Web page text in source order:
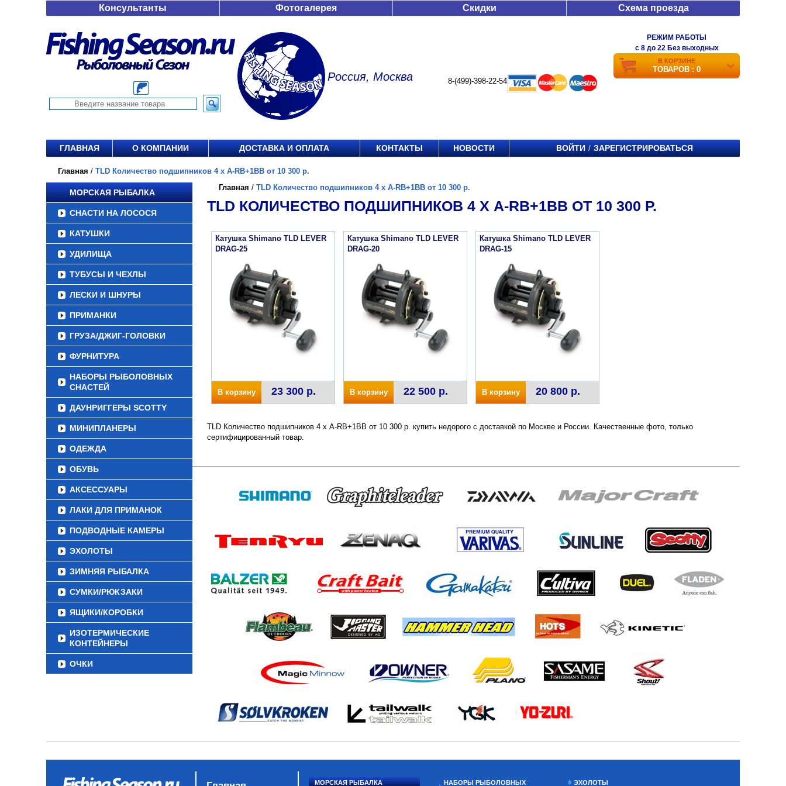
Консультанты Фотогалерея Скидки Схема проезда
Россия, Москва 8-(499)-398-22-54
РЕЖИМ РАБОТЫ
c 8 до 22 Без выходных
В КОРЗИНЕ
ТОВАРОВ : 0
ГЛАВНАЯ О КОМПАНИИ ДОСТАВКА И ОПЛАТА КОНТАКТЫ НОВОСТИ ВОЙТИ / ЗАРЕГИСТРИРОВАТЬСЯ
Главная / TLD Количество подшипников 4 х A-RB+1BB от 10 300 р.
МОРСКАЯ РЫБАЛКА
СНАСТИ НА ЛОСОСЯ
КАТУШКИ
УДИЛИЩА
ТУБУСЫ И ЧЕХЛЫ
ЛЕСКИ И ШНУРЫ
ПРИМАНКИ
ГРУЗА/ДЖИГ-ГОЛОВКИ
ФУРНИТУРА
НАБОРЫ РЫБОЛОВНЫХ
СНАСТЕЙ
ДАУНРИГГЕРЫ SCOTTY
МИНИПЛАНЕРЫ
ОДЕЖДА
ОБУВЬ
АКСЕССУАРЫ
ЛАКИ ДЛЯ ПРИМАНОК
ПОДВОДНЫЕ КАМЕРЫ
ЭХОЛОТЫ
ЗИМНЯЯ РЫБАЛКА
СУМКИ/РЮКЗАКИ
ЯЩИКИ/КОРОБКИ
ИЗОТЕРМИЧЕСКИЕ
КОНТЕЙНЕРЫ
ОЧКИ
Главная / TLD Количество подшипников 4 х A-RB+1BB от 10 300 р.
TLD КОЛИЧЕСТВО ПОДШИПНИКОВ 4 Х A-RB+1BB ОТ 10 300 Р.
Катушка Shimano TLD LEVER
DRAG-25
В корзину 23 300 р.
Катушка Shimano TLD LEVER
DRAG-20
В корзину 22 500 р.
Катушка Shimano TLD LEVER
DRAG-15
В корзину 20 800 р.
TLD Количество подшипников 4 х A-RB+1BB от 10 300 р. купить недорого с доставкой по Москве и России. Качественные фото, только
сертифицированный товар.
МОРСКАЯ РЫБАЛКА НАБОРЫ РЫБОЛОВНЫХ ЭХОЛОТЫ